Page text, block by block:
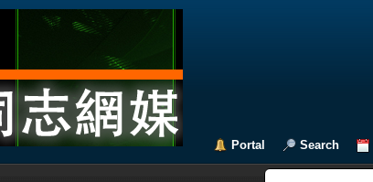
Portal Search